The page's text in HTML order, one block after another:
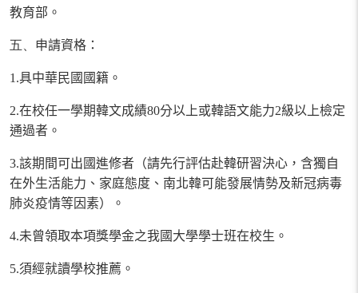
教育部。
五、 申請資格：
1.具中華民國國籍。
2.在校任一學期韓文成績80分以上或韓語文能力2級以上檢定
通過者。
3.該期間可出國進修者（請先行評估赴韓研習決心，含獨自
在外生活能力、家庭態度、南北韓可能發展情勢及新冠病毒
肺炎疫情等因素）。
4.未曾領取本項獎學金之我國大學學士班在校生。
5.須經就讀學校推薦。